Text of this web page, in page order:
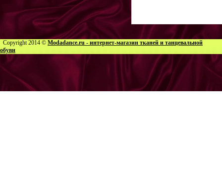
Copyright 2014 © Modadance.ru - интернет-магазин тканей и танцевальной
обуви